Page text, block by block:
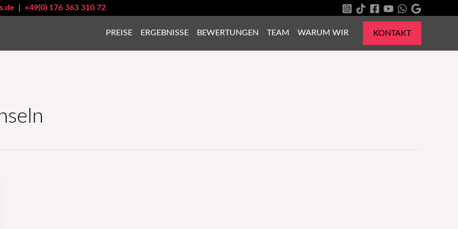
+49(0) 176 363 310 72
PREISE ERGEBNISSE BEWERTUNGEN TEAM WARUM WIR KONTAKT